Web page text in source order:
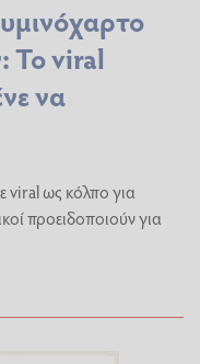
Το viral
να
viral ως κόλπο για
προειδοποιούν για